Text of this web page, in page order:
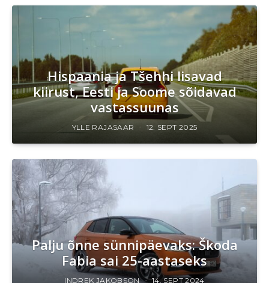
Hispaania ja Tšehhi lisavad
kiirust, Eesti ja Soome sõidavad
vastassuunas
YLLE RAJASAAR 12. SEPT 2025
Palju õnne sünnipäevaks: Škoda
Fabia sai 25-aastaseks
INDREK JAKOBSON 14. SEPT 2024